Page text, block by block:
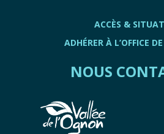
ACCÈS &
ADHÉRER À L’OFFICE
NOUS